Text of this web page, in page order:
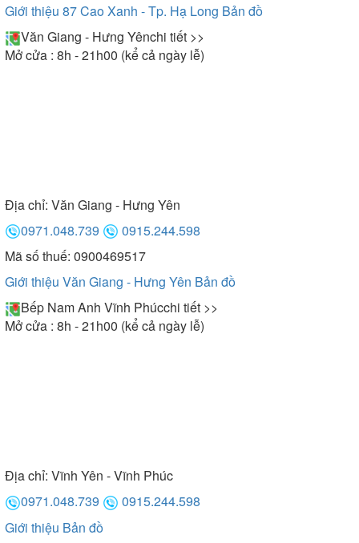
Giới thiệu 87 Cao Xanh - Tp. Hạ Long Bản đồ
Văn Giang - Hưng Yênchi tiết >>
Mở cửa : 8h - 21h00 (kể cả ngày lễ)
Địa chỉ: Văn Giang - Hưng Yên
0971.048.739
0915.244.598
Mã số thuế: 0900469517
Giới thiệu Văn Giang - Hưng Yên Bản đồ
Bếp Nam Anh Vĩnh Phúcchi tiết >>
Mở cửa : 8h - 21h00 (kể cả ngày lễ)
Địa chỉ: Vĩnh Yên - Vĩnh Phúc
0971.048.739
0915.244.598
Giới thiệu Bản đồ